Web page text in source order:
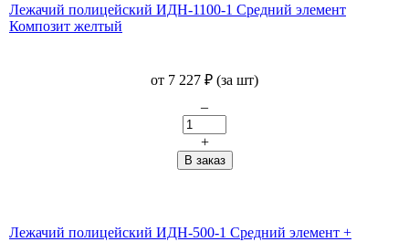
Лежачий полицейский ИДН-1100-1 Средний элемент
Композит желтый
от 7 227 ₽ (за шт)
–
+
Лежачий полицейский ИДН-500-1 Средний элемент +